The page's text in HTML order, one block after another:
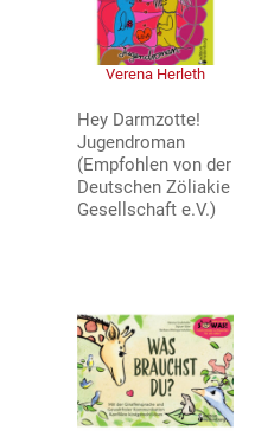
Verena Herleth
Hey Darmzotte!
Jugendroman
(Empfohlen von der
Deutschen Zöliakie
Gesellschaft e.V.)